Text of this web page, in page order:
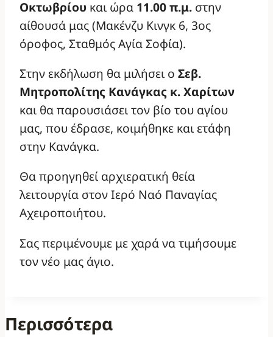
Οκτωβρίου και ώρα 11.00 π.μ. στην
αίθουσά μας (Μακένζυ Κινγκ 6, 3ος
όροφος, Σταθμός Αγία Σοφία).
Στην εκδήλωση θα μιλήσει ο Σεβ.
Μητροπολίτης Κανάγκας κ. Χαρίτων
και θα παρουσιάσει τον βίο του αγίου
μας, που έδρασε, κοιμήθηκε και ετάφη
στην Κανάγκα.
Θα προηγηθεί αρχιερατική θεία
λειτουργία στον Ιερό Ναό Παναγίας
Αχειροποιήτου.
Σας περιμένουμε με χαρά να τιμήσουμε
τον νέο μας άγιο.
Περισσότερα